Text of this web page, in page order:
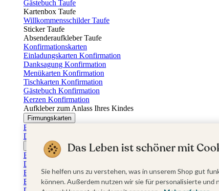
Gästebuch Taufe
Kartenbox Taufe
Willkommensschilder Taufe
Sticker Taufe
Absenderaufkleber Taufe
Konfirmationskarten
Einladungskarten Konfirmation
Danksagung Konfirmation
Menükarten Konfirmation
Tischkarten Konfirmation
Gästebuch Konfirmation
Kerzen Konfirmation
Aufkleber zum Anlass Ihres Kindes
Firmungskarten
Einladungskarten Firmung
Dankeskarten Firmung
Jugendweihekarten
Einladungskarten Jugendweihe
Dankeskarten Jugendweihe
Einschulungskarten
Einladungskarten Einschulung
Das Leben ist schöner mit
Sie helfen uns zu verstehen, was in unserem Shop gut
können. Außerdem nutzen wir sie für personalisierte